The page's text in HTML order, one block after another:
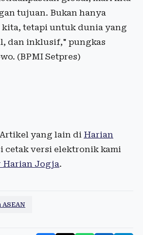
tujuan. Bukan hanya
kita, tetapi untuk dunia yang
dan inklusif," pungkas
(BPMI Setpres)
yang lain di Harian
cetak versi elektronik kami
Harian Jogja.